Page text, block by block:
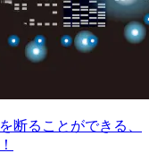
断ることができる、